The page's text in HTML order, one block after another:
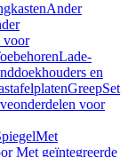
Ander
voor
Lade-
en
GreepSet
voor
Met
Met geïntegreerde